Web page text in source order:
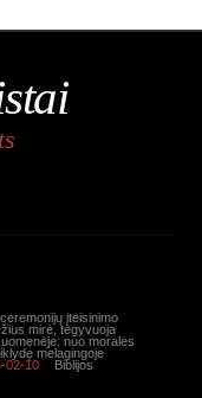
įteisinimo
mirė, tegyvuoja
nuo moralės
melagingoje
02-10
Biblijos